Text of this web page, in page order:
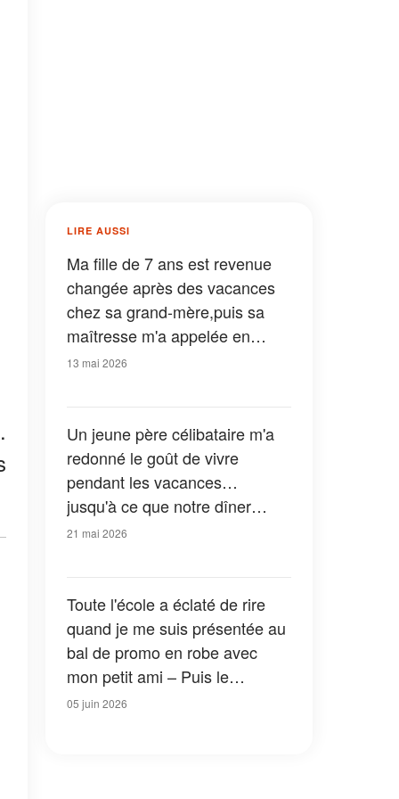
LIRE AUSSI
Ma fille de 7 ans est revenue
changée après des vacances
chez sa grand-mère,puis sa
maîtresse m'a appelée en
s'écriant : « Il faut que vous
13 mai 2026
Un jeune père célibataire m'a
redonné le goût de vivre
pendant les vacances…
jusqu'à ce que notre dîner
parfait se solde par un
21 mai 2026
Toute l'école a éclaté de rire
quand je me suis présentée au
bal de promo en robe avec
mon petit ami – Puis le
proviseur nous a fait monter
05 juin 2026